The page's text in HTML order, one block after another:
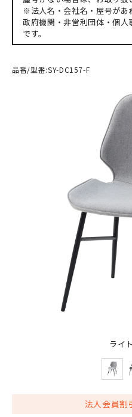
※法人名・会社名・屋号があ
政府機関・非営利団体・個
です。
品番/型番:SY-DC157-F
ライ
法人会員割